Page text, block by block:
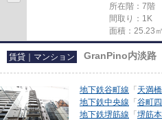
所在階：7階
間取り：1K
面積：25.23㎡
賃貸｜マンション GranPino内淡路
地下鉄谷町線 「 天満橋
地下鉄中央線 「 谷町
地下鉄堺筋線 「 堺筋